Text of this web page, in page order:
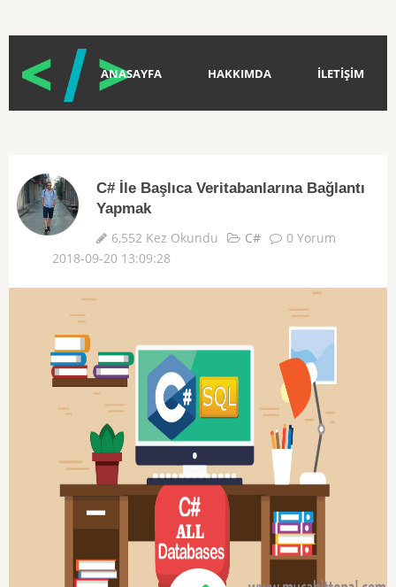
ANASAYFA HAKKIMDA İLETİŞİM
C# İle Başlıca Veritabanlarına Bağlantı
Yapmak
6,552 Kez Okundu
C#
0 Yorum
2018-09-20 13:09:28